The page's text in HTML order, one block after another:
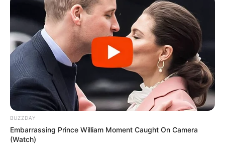
BUZZDAY
Embarrassing Prince William Moment Caught On Camera
(Watch)